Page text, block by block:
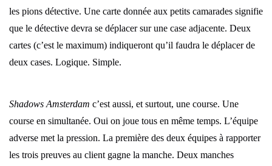
les pions détective. Une carte donnée aux petits camarades signifie
que le détective devra se déplacer sur une case adjacente. Deux
cartes (c’est le maximum) indiqueront qu’il faudra le déplacer de
deux cases. Logique. Simple.
Shadows Amsterdam c’est aussi, et surtout, une course. Une
course en simultanée. Oui on joue tous en même temps. L’équipe
adverse met la pression. La première des deux équipes à rapporter
les trois preuves au client gagne la manche. Deux manches